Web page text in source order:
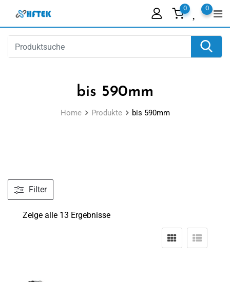
content
0
0
bis 590mm
Home Produkte bis 590mm
Filter
Zeige alle 13 Ergebnisse